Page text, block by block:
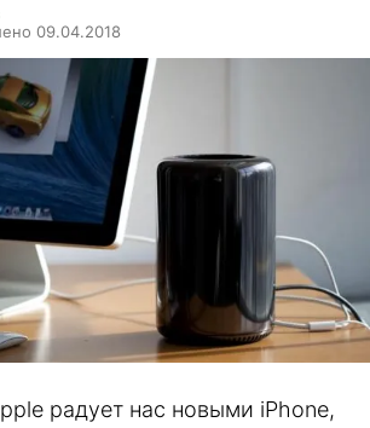
09.04.2018
радует нас новыми iPhone,